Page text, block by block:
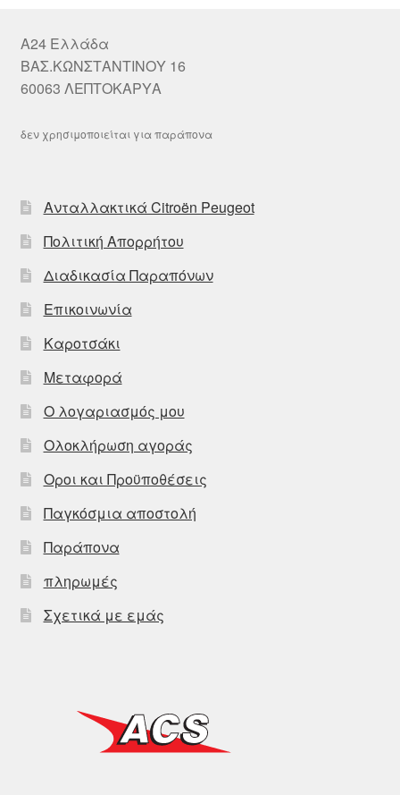
A24 Ελλάδα
ΒΑΣ.ΚΩΝΣΤΑΝΤΙΝΟΥ 16
60063 ΛΕΠΤΟΚΑΡΥΑ
δεν χρησιμοποιείται για παράπονα
Ανταλλακτικά Citroën Peugeot
Πολιτική Απορρήτου
Διαδικασία Παραπόνων
Επικοινωνία
Καροτσάκι
Μεταφορά
Ο λογαριασμός μου
Ολοκλήρωση αγοράς
Οροι και Προϋποθέσεις
Παγκόσμια αποστολή
Παράπονα
πληρωμές
Σχετικά με εμάς